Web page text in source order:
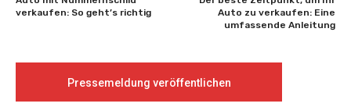
verkaufen: So geht’s richtig
Auto zu verkaufen: Eine
umfassende Anleitung
Pressemeldung veröffentlichen